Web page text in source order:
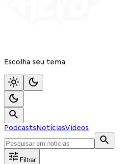
Escolha seu tema:
PodcastsNotíciasVídeos
Filtrar